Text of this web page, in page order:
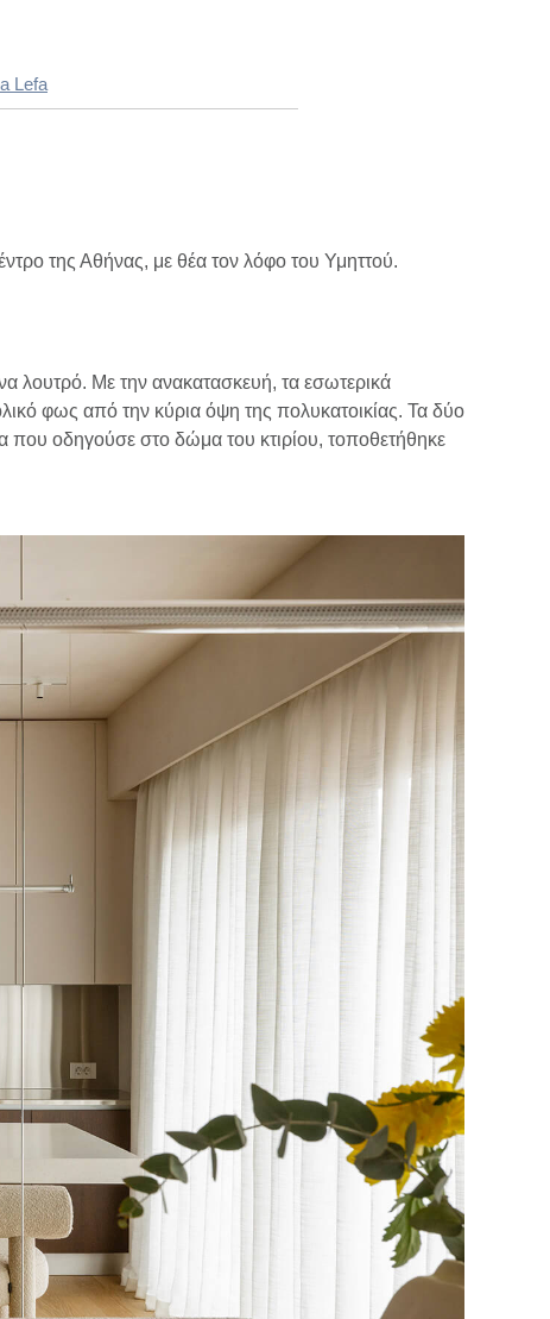
Lefa
της Αθήνας, με θέα τον λόφο του Υμηττού.
λουτρό. Με την ανακατασκευή, τα εσωτερικά
φως από την κύρια όψη της πολυκατοικίας. Τα δύο
οδηγούσε στο δώμα του κτιρίου, τοποθετήθηκε